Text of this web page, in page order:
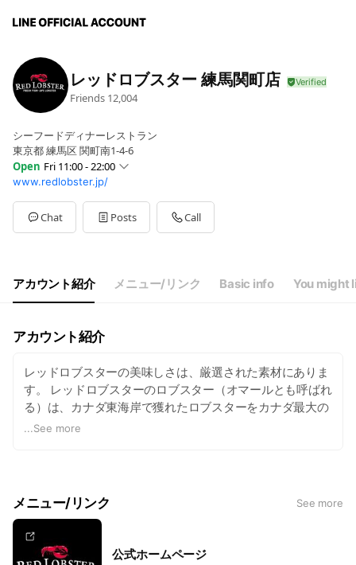
レッドロブスター 練馬関町店
Friends 12,004
シーフードディナーレストラン
東京都 練馬区 関町南1-4-6
Open Fri 11:00 - 22:00
Sun11:00 - 22:00
Mon11:00 - 22:00
Tue11:00 - 22:00
Wed11:00 - 22:00
11:00 - 22:00
（L.O.21:30）
www.redlobster.jp/
Chat Posts Call
アカウント紹介 メニュー/リンク Basic info You might
アカウント紹介
レッドロブスターの美味しさは、厳選された素材にありま
す。 レッドロブスターのロブスター（オマールとも呼ばれ
る）は、カナダ東海岸で獲れたロブスターをカナダ最大の
ロブスター供給会社（クリアウォーター社）と直接契約。
...See more
メニュー/リンク See more
公式ホームページ